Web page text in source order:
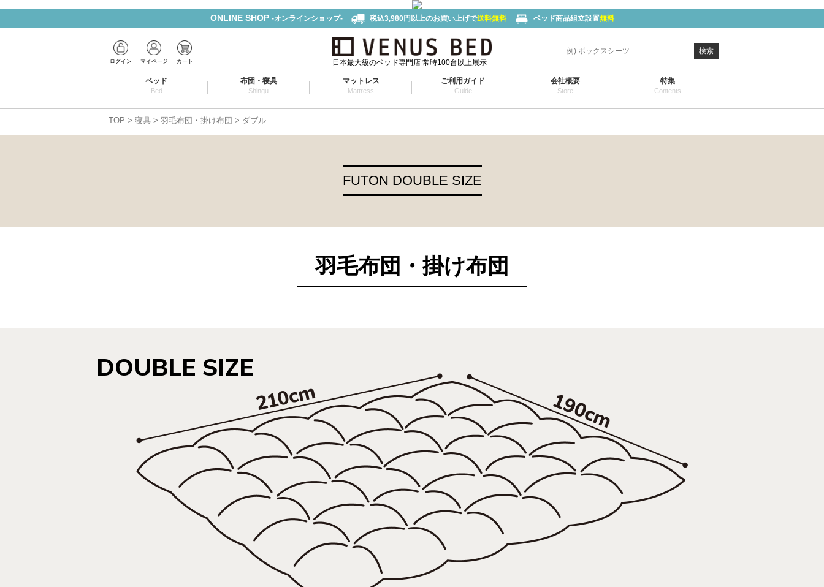
ONLINE SHOP -オンラインショップ- 税込3,980円以上のお買い上げで送料無料 ベッド商品組立設置無料
ログイン マイページ カート 日本最大級のベッド専門店 常時100台以上展示
検索
ベッド
Bed
布団・寝具
Shingu
マットレス
Mattress
ご利用ガイド
Guide
会社概要
Store
特集
Contents
TOP 寝具 羽毛布団・掛け布団 ダブル
FUTON DOUBLE SIZE
羽毛布団 ・掛け布団
DOUBLE SIZE